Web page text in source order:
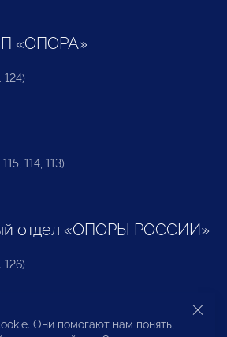
«ОПОРА»
124)
114, 113)
отдел «ОПОРЫ РОССИИ»
126)
прав предпринимателей и
Они помогают нам понять,